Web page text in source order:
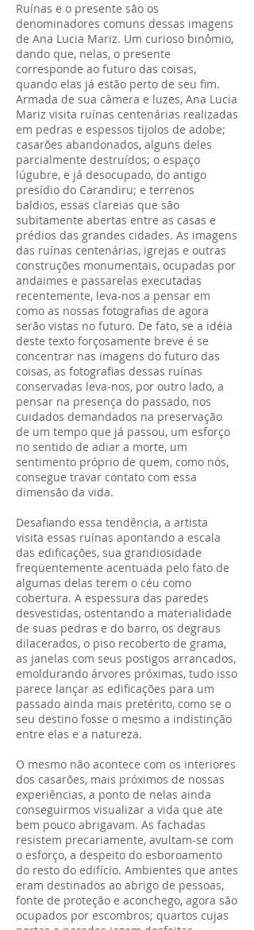
Ruínas e o presente são os
denominadores comuns dessas imagens
de Ana Lucia Mariz. Um curioso binômio,
dando que, nelas, o presente
corresponde ao futuro das coisas,
quando elas já estão perto de seu fim.
Armada de sua câmera e luzes, Ana Lucia
Mariz visita ruínas centenárias realizadas
em pedras e espessos tijolos de adobe;
casarões abandonados, alguns deles
parcialmente destruídos; o espaço
lúgubre, e já desocupado, do antigo
presídio do Carandiru; e terrenos
baldios, essas clareias que são
subitamente abertas entre as casas e
prédios das grandes cidades. As imagens
das ruínas centenárias, igrejas e outras
construções monumentais, ocupadas por
andaimes e passarelas executadas
recentemente, leva-nos a pensar em
como as nossas fotografias de agora
serão vistas no futuro. De fato, se a idéia
deste texto forçosamente breve é se
concentrar nas imagens do futuro das
coisas, as fotografias dessas ruínas
conservadas leva-nos, por outro lado, a
pensar na presença do passado, nos
cuidados demandados na preservação
de um tempo que já passou, um esforço
no sentido de adiar a morte, um
sentimento próprio de quem, como nós,
consegue travar contato com essa
dimensão da vida.
Desafiando essa tendência, a artista
visita essas ruínas apontando a escala
das edificações, sua grandiosidade
freqüentemente acentuada pelo fato de
algumas delas terem o céu como
cobertura. A espessura das paredes
desvestidas, ostentando a materialidade
de suas pedras e do barro, os degraus
dilacerados, o piso recoberto de grama,
as janelas com seus postigos arrancados,
emoldurando árvores próximas, tudo isso
parece lançar as edificações para um
passado ainda mais pretérito, como se o
seu destino fosse o mesmo a indistinção
entre elas e a natureza.
O mesmo não acontece com os interiores
dos casarões, mais próximos de nossas
experiências, a ponto de nelas ainda
conseguirmos visualizar a vida que ate
bem pouco abrigavam. As fachadas
resistem precariamente, avultam-se com
o esforço, a despeito do esboroamento
do resto do edifício. Ambientes que antes
eram destinados ao abrigo de pessoas,
fonte de proteção e aconchego, agora são
ocupados por escombros; quartos cujas